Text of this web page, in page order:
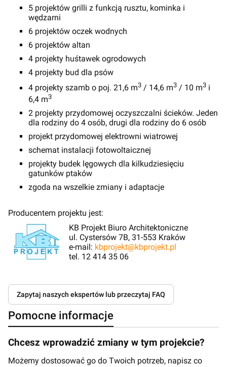
5 projektów grilli z funkcją rusztu, kominka i
wędzarni
6 projektów oczek wodnych
6 projektów altan
4 projekty huśtawek ogrodowych
4 projekty bud dla psów
4 projekty szamb o poj. 21,6 m3 / 14,6 m3 / 10 m3 i
6,4 m3
2 projekty przydomowej oczyszczalni ścieków. Jeden
dla rodziny do 4 osób, drugi dla rodziny do 6 osób
projekt przydomowej elektrowni wiatrowej
schemat instalacji fotowoltaicznej
projekty budek lęgowych dla kilkudziesięciu
gatunków ptaków
zgoda na wszelkie zmiany i adaptacje
Producentem projektu jest:
KB Projekt Biuro Architektoniczne
ul. Cystersów 7B, 31-553 Kraków
e-mail: kbprojekt@kbprojekt.pl
tel. 12 414 35 06
Zapytaj naszych ekspertów lub przeczytaj FAQ
Pomocne informacje
Chcesz wprowadzić zmiany w tym projekcie?
Możemy dostosować go do Twoich potrzeb, napisz co